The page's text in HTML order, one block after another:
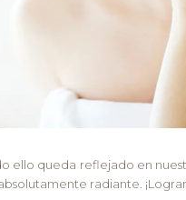
ello queda reflejado en
radiante.